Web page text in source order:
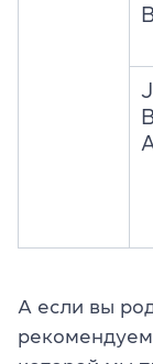
А если вы
рекомендуем